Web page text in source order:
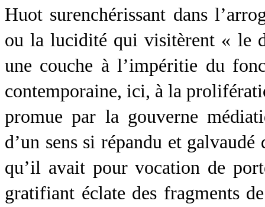
Huot surenchérissant dans
ou la lucidité qui visitèrent « le
une couche à l’impéritie du
contemporaine, ici, à la
promue par la gouverne
d’un sens si répandu et
qu’il avait pour vocation de
gratifiant éclate des fragments